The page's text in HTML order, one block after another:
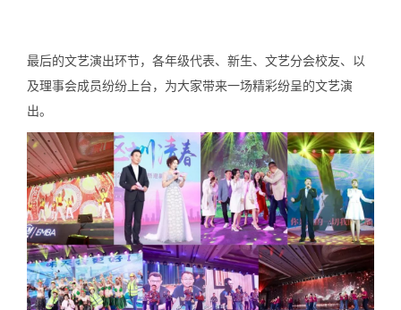
最后的文艺演出环节，各年级代表、新生、文艺分会校友、以
及理事会成员纷纷上台，为大家带来一场精彩纷呈的文艺演
出。